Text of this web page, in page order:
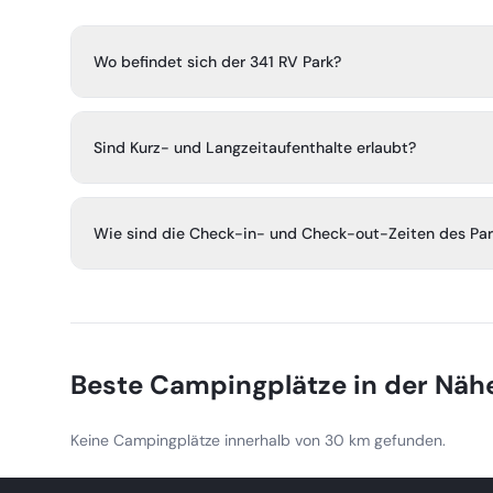
Wo befindet sich der 341 RV Park?
Sind Kurz- und Langzeitaufenthalte erlaubt?
Wie sind die Check-in- und Check-out-Zeiten des
Beste Campingplätze in der
Keine Campingplätze innerhalb von 30 km gefunden.